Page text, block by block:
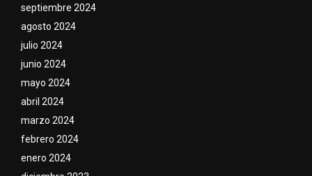
septiembre 2024
agosto 2024
julio 2024
junio 2024
mayo 2024
abril 2024
marzo 2024
febrero 2024
enero 2024